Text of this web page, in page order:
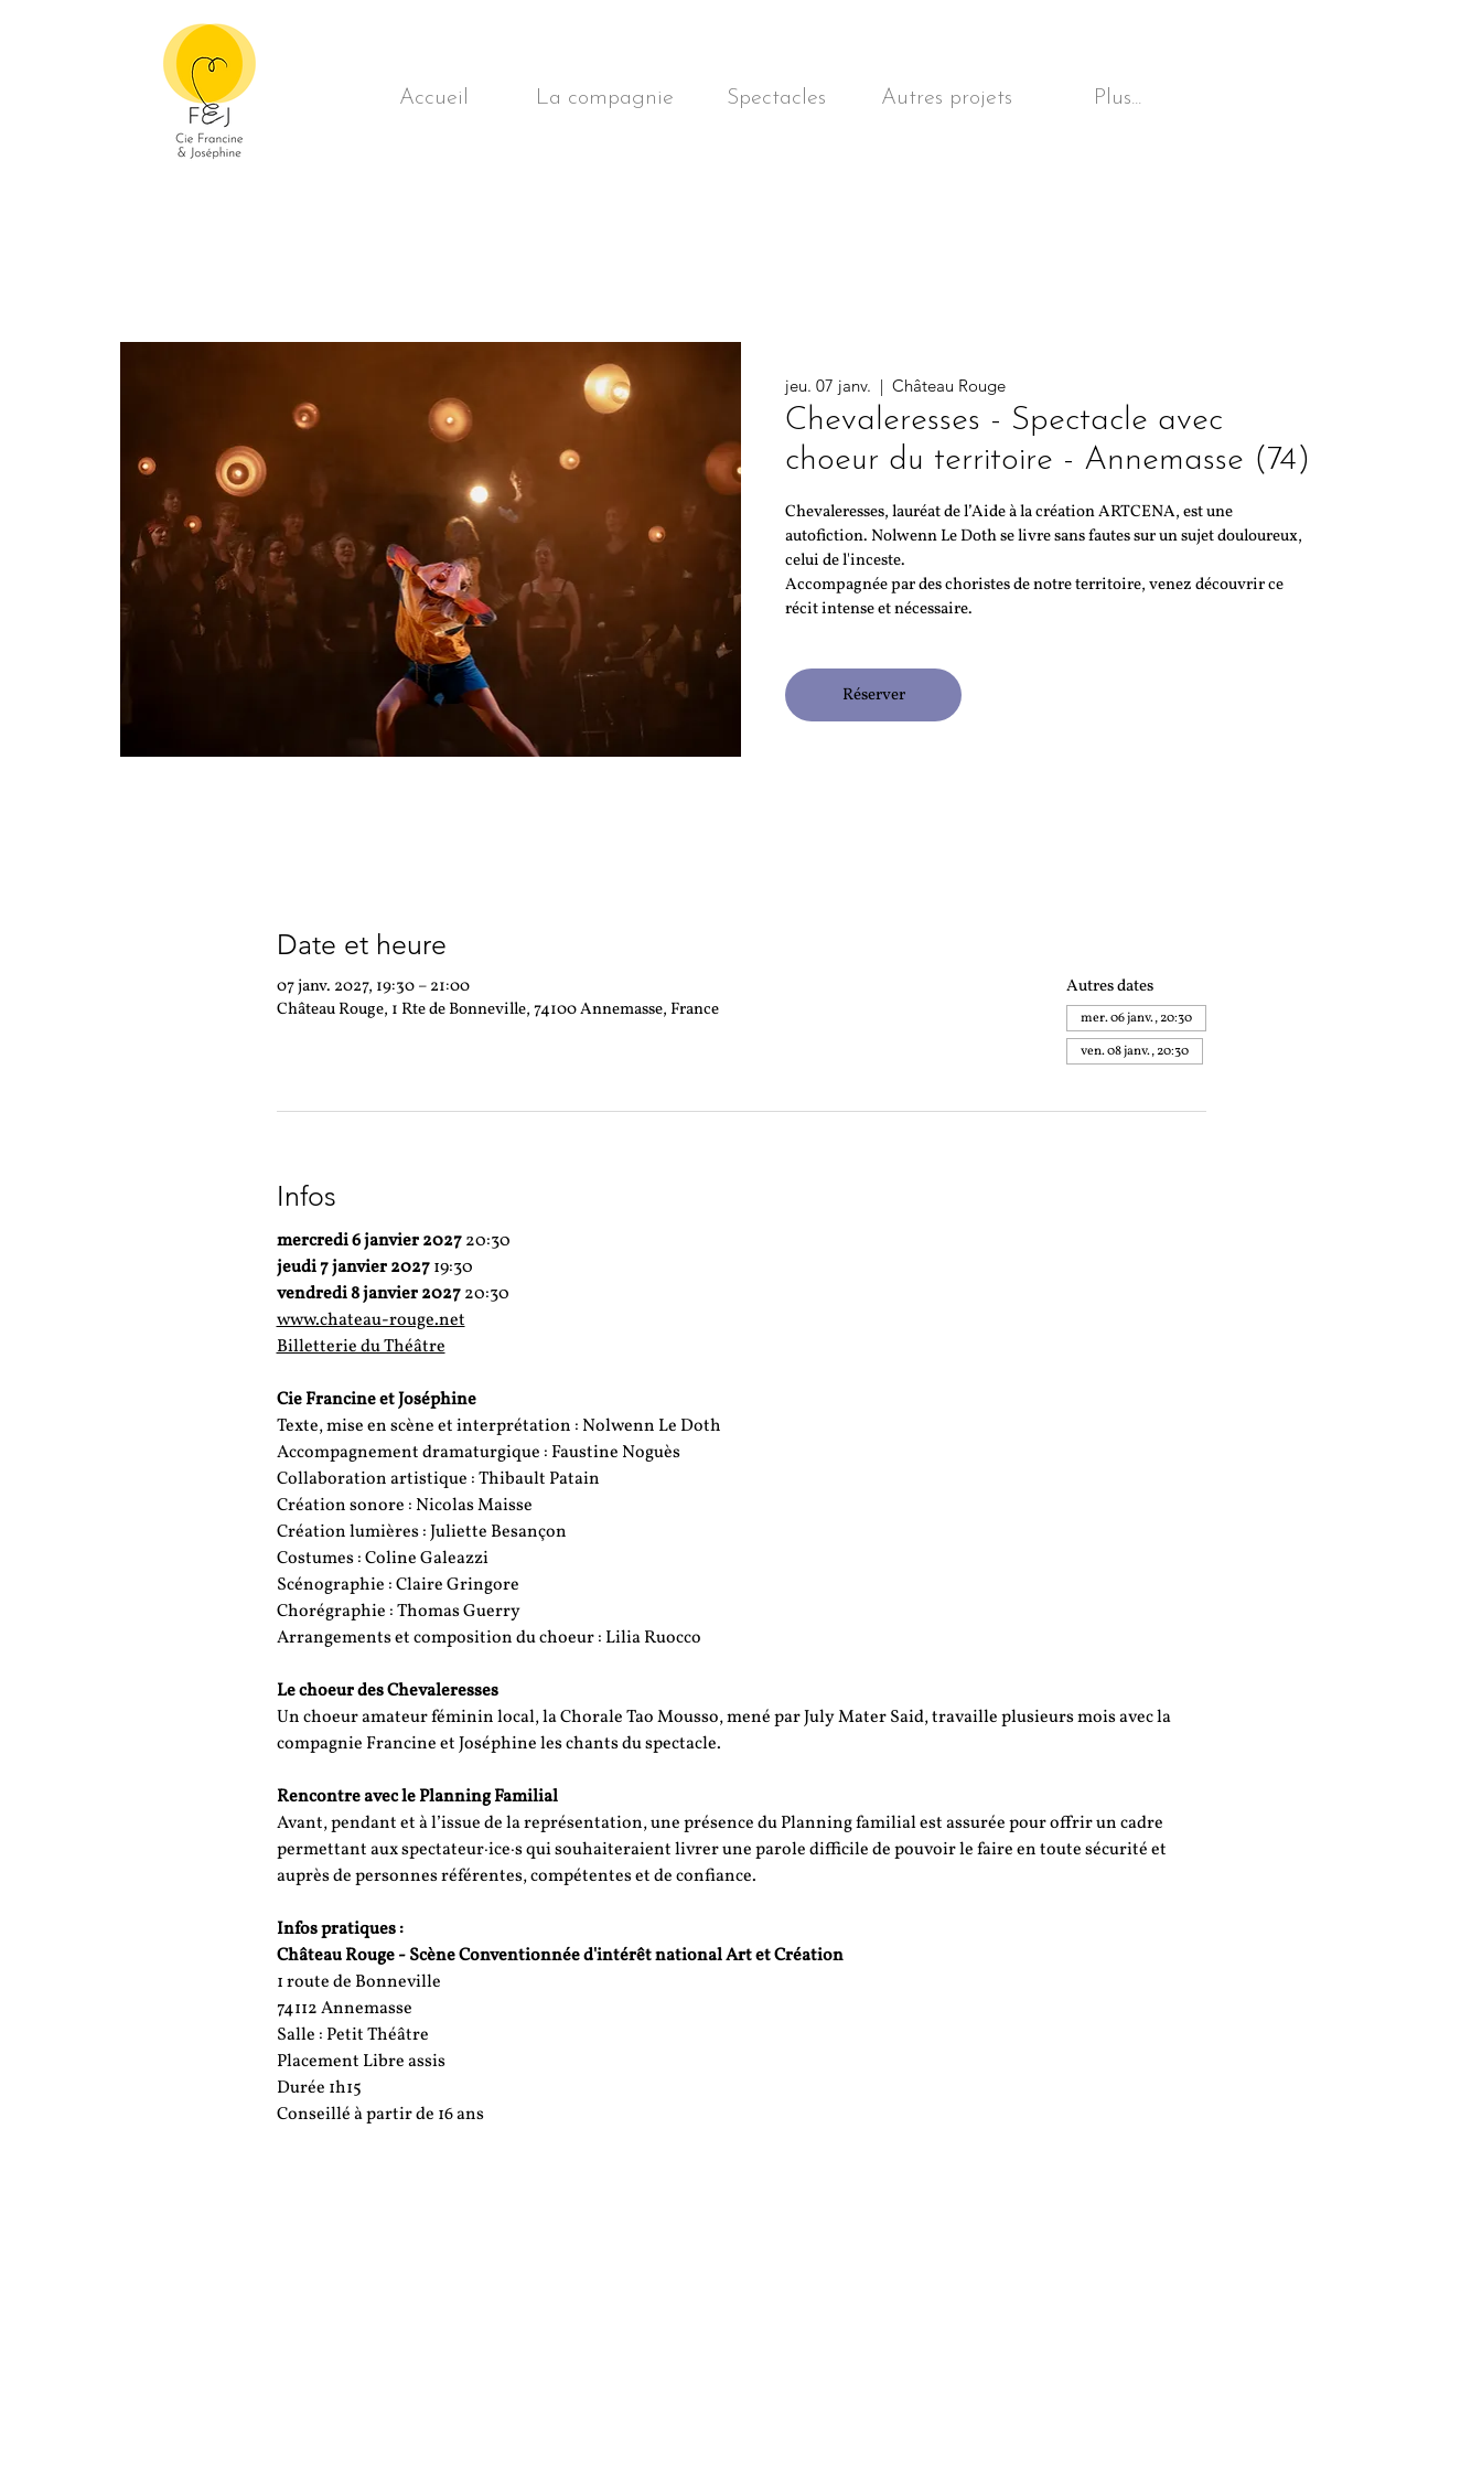
Accueil La compagnie Spectacles Autres projets Plus...
jeu. 07 janv.
  |
Château Rouge
Chevaleresses - Spectacle avec
choeur du territoire - Annemasse (74)
Chevaleresses, lauréat de l’Aide à la création ARTCENA, est une
autofiction. Nolwenn Le Doth se livre sans fautes sur un sujet douloureux,
celui de l'inceste.
Accompagnée par des choristes de notre territoire, venez découvrir ce
récit intense et nécessaire.
Réserver
Date et heure
07 janv. 2027, 19:30 – 21:00
Château Rouge, 1 Rte de Bonneville, 74100 Annemasse, France
Autres dates
mer. 06 janv., 20:30
ven. 08 janv., 20:30
Infos
mercredi 6 janvier 2027 20:30
jeudi 7 janvier 2027 19:30
vendredi 8 janvier 2027 20:30
www.chateau-rouge.net
Billetterie du Théâtre
Cie Francine et Joséphine
Texte, mise en scène et interprétation : Nolwenn Le Doth
Accompagnement dramaturgique : Faustine Noguès
Collaboration artistique : Thibault Patain
Création sonore : Nicolas Maisse
Création lumières : Juliette Besançon
Costumes : Coline Galeazzi
Scénographie : Claire Gringore
Chorégraphie : Thomas Guerry
Arrangements et composition du choeur : Lilia Ruocco
Le choeur des Chevaleresses
Un choeur amateur féminin local, la Chorale Tao Mousso, mené par July Mater Said, travaille plusieurs mois avec la
compagnie Francine et Joséphine les chants du spectacle.
Rencontre avec le Planning Familial
Avant, pendant et à l’issue de la représentation, une présence du Planning familial est assurée pour offrir un cadre
permettant aux spectateur·ice·s qui souhaiteraient livrer une parole difficile de pouvoir le faire en toute sécurité et
auprès de personnes référentes, compétentes et de confiance.
Infos pratiques :
Château Rouge - Scène Conventionnée d'intérêt national Art et Création
1 route de Bonneville
74112 Annemasse
Salle : Petit Théâtre
Placement Libre assis
Durée 1h15
Conseillé à partir de 16 ans